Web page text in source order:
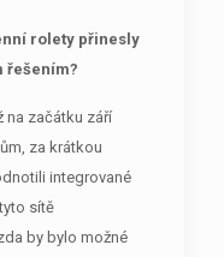
rolety přinesly
řešením?
na začátku září
za krátkou
integrované
sítě
by bylo možné